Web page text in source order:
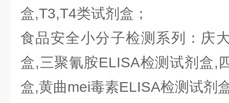
盒,T3,T4类试剂盒；
食品安全小分子检测系列：庆
盒,三聚氰胺ELISA检测试剂盒,
盒,黄曲mei毒素ELISA检测试剂